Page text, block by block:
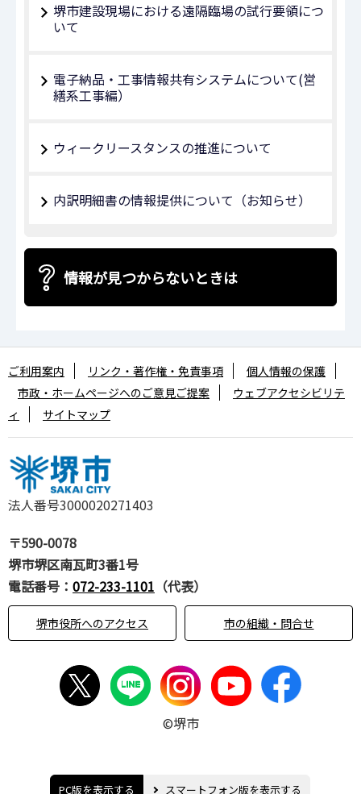
堺市建設現場における遠隔臨場の試行要領につ
いて
電子納品・工事情報共有システムについて(営
繕系工事編）
ウィークリースタンスの推進について
内訳明細書の情報提供について（お知らせ）
情報が見つからないときは
法人番号3000020271403
〒590-0078
堺市堺区南瓦町3番1号
電話番号： 072-233-1101 （代表）
堺市役所へのアクセス 市の組織・問合せ
ご利用案内 リンク・著作権・免責事項
個人情報の保護
市政・ホームページへのご意見ご提案
ウェブアクセシビリテ
ィ
サイトマップ
©堺市
PC版を表示する スマートフォン版を表示する